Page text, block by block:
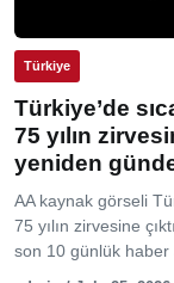
Türkiye
Türkiye’de
75 yılın
yeniden
AA kaynak görseli
75 yılın zirvesine
son 10 günlük haber